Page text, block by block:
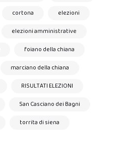
cortona
elezioni
elezioni amministrative
foiano della chiana
marciano della chiana
RISULTATI ELEZIONI
San Casciano dei Bagni
torrita di siena